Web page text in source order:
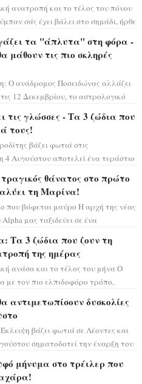
ανατροπή και το τέλος του πόνου
σάς έχει βάλει στο σημάδι, ήρθε
τα "άπλυτα" στη φόρα -
μάθουν τις πιο σκληρές
Ο ανάδρομος Ποσειδώνας αλλάζει
12 Δεκεμβρίου, το αστρολογικό
τις γλώσσες - Τα 3 ζώδια που
τους!
βάζει φωτιά στις
4 Αυγούστου αποτελεί ένα τεράστιο
θάνατος στο πρώτο
τη Μαρίνα!
που βάφεται μαύρο Η αρχή της νέας
μας ταξιδεύει σε ένα
Τα 3 ζώδια που ζουν τη
της ημέρας
ανάσα και το τέλος του μήνα Ο
με τον πιο ελπιδοφόρο τρόπο,
αντιμετωπίσουν δυσκολίες
βάζει φωτιά σε Λέοντες και
σηματοδοτεί την έναρξη του
μήνυμα στο τρέιλερ που